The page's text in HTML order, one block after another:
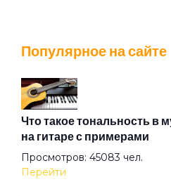
The Angel Calling
The Postcard
Популярное на сайте
Что такое тональность в
на гитаре с примерами
Просмотров: 45083 чел.
Перейти